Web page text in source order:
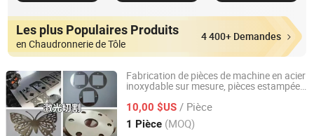
Les plus Populaires Produits
en Chaudronnerie de Tôle
4 400+ Demandes
Fabrication de pièces de machine en acier
inoxydable sur mesure, pièces estampées,
métal en feuille de laiton
10,00 $US / Pièce
1 Pièce (MOQ)
Shandong Jinlin Tianxia Industrial Technology Co., Ltd
Shandong, China Depuis 2024